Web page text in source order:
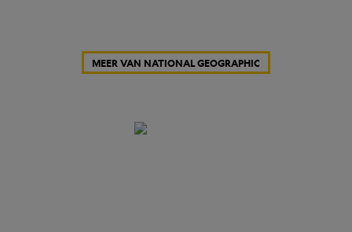
MEER VAN NATIONAL GEOGRAPHIC